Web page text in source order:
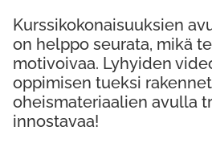
Kurssikokonaisuuksien
on helppo seurata, mikä
motivoivaa. Lyhyiden
oppimisen tueksi
oheismateriaalien avulla
innostavaa!